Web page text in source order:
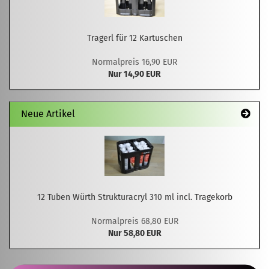
Tragerl für 12 Kartuschen
Normalpreis 16,90 EUR
Nur 14,90 EUR
Neue Artikel
12 Tuben Würth Strukturacryl 310 ml incl. Tragekorb
Normalpreis 68,80 EUR
Nur 58,80 EUR